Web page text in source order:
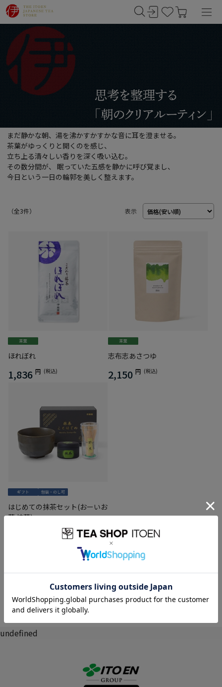
まだ静かな朝、湯を沸かすかすかな音に耳を澄ませる。
茶葉がゆっくりと開くのを感じ、
立ち上る清々しい香りを深く吸い込む。
その数分間が、 眠っていた五感を静かに呼び覚まし、
今日という一日の輪郭を美しく整えます。
表示
（ 3件）
ほれぼれ
1,836 円 (税込)
志布志あさつゆ
2,150 円 (税込)
はじめての抹茶セット(おーいお
茶 抹茶)
undefined